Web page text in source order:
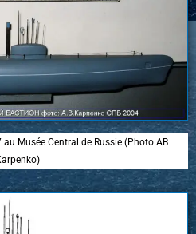
Musée Central de Russie (Photo AB